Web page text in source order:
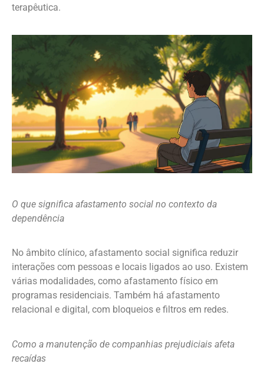
terapêutica.
O que significa afastamento social no contexto da
dependência
No âmbito clínico, afastamento social significa reduzir
interações com pessoas e locais ligados ao uso. Existem
várias modalidades, como afastamento físico em
programas residenciais. Também há afastamento
relacional e digital, com bloqueios e filtros em redes.
Como a manutenção de companhias prejudiciais afeta
recaídas